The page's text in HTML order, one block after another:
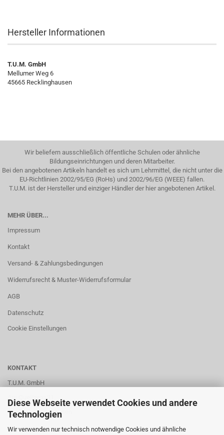
Diese Webseite verwendet Cookies und andere
Technologien
Wir verwenden nur technisch notwendige Cookies und ähnliche
Hersteller Informationen
T.U.M. GmbH
Mellumer Weg 6
45665 Recklinghausen
Wir beliefern ausschließlich öffentliche Schulen oder ähnliche
Bildungseinrichtungen und deren Mitarbeiter.
Bei den angebotenen Artikeln handelt es sich um Lehrmittel, die nicht unter die
EU-Richtlinien 2002/95/EG (RoHs) und 2002/96/EG (WEEE) fallen.
T.U.M. ist der Hersteller und einziger Händler der hier angebotenen Artikel.
MEHR ÜBER...
Impressum
Kontakt
Versand- & Zahlungsbedingungen
Widerrufsrecht & Muster-Widerrufsformular
AGB
Datenschutz
Cookie Einstellungen
KONTAKT
T.U.M. GmbH
Am Quellberg 31
45665 Recklinghausen